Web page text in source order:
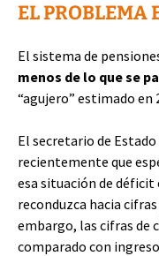
EL PROBLEMA
El sistema de
menos de lo que se
“agujero” estimado en
El secretario de
recientemente que
esa situación de déficit
reconduzca hacia
embargo, las cifras de
comparado con